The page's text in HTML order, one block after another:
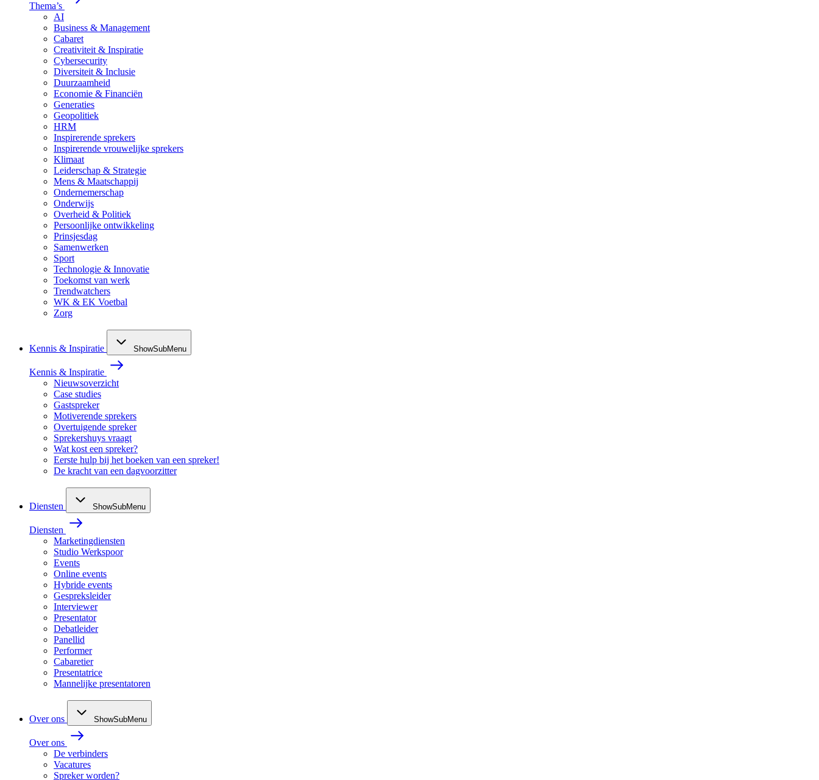
Thema’s
AI
Business & Management
Cabaret
Creativiteit & Inspiratie
Cybersecurity
Diversiteit & Inclusie
Duurzaamheid
Economie & Financiën
Generaties
Geopolitiek
HRM
Inspirerende sprekers
Inspirerende vrouwelijke sprekers
Klimaat
Leiderschap & Strategie
Mens & Maatschappij
Ondernemerschap
Onderwijs
Overheid & Politiek
Persoonlijke ontwikkeling
Prinsjesdag
Samenwerken
Sport
Technologie & Innovatie
Toekomst van werk
Trendwatchers
WK & EK Voetbal
Zorg
Kennis & Inspiratie ShowSubMenu
Kennis & Inspiratie
Nieuwsoverzicht
Case studies
Gastspreker
Motiverende sprekers
Overtuigende spreker
Sprekershuys vraagt
Wat kost een spreker?
Eerste hulp bij het boeken van een spreker!
De kracht van een dagvoorzitter
Diensten ShowSubMenu
Diensten
Marketingdiensten
Studio Werkspoor
Events
Online events
Hybride events
Gespreksleider
Interviewer
Presentator
Debatleider
Panellid
Performer
Cabaretier
Presentatrice
Mannelijke presentatoren
Over ons ShowSubMenu
Over ons
De verbinders
Vacatures
Spreker worden?